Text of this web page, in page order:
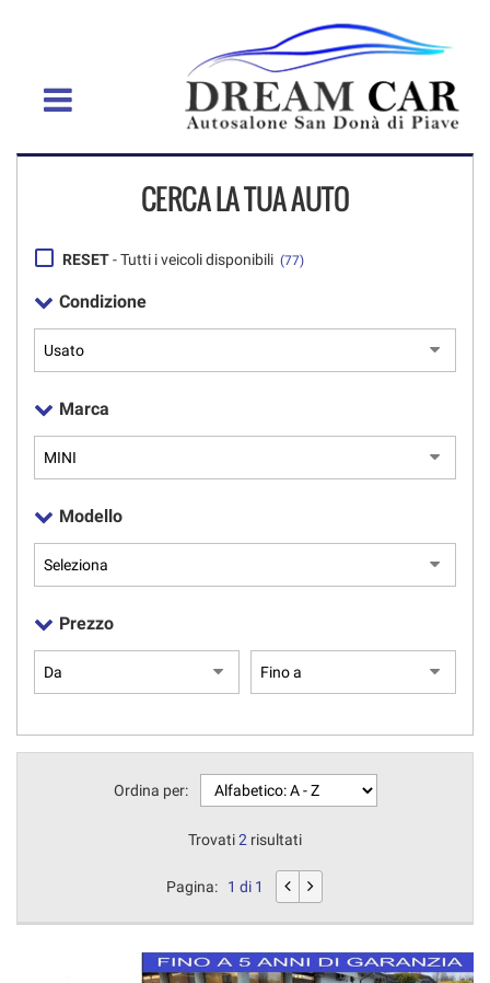
VENDITA AUTO
ACQUISTIAMO IL TUO
POST VENDITA
CONTATTI
CERCA LA TUA AUTO
RESET- Tutti i veicoli disponibili (77)
Condizione
Marca
Modello
Prezzo
Ordina per:
Trovati2 risultati
Pagina: 1 di 1